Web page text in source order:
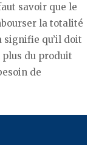
savoir que le
la totalité
signifie qu’il doit
plus du produit
de